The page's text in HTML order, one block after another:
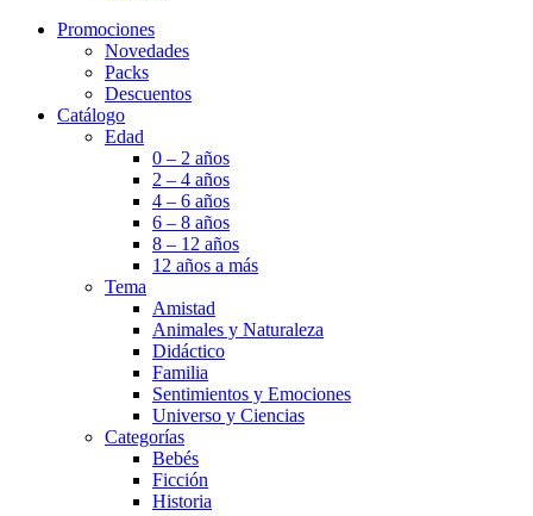
Promociones
Novedades
Packs
Descuentos
Catálogo
Edad
0 – 2 años
2 – 4 años
4 – 6 años
6 – 8 años
8 – 12 años
12 años a más
Tema
Amistad
Animales y Naturaleza
Didáctico
Familia
Sentimientos y Emociones
Universo y Ciencias
Categorías
Bebés
Ficción
Historia